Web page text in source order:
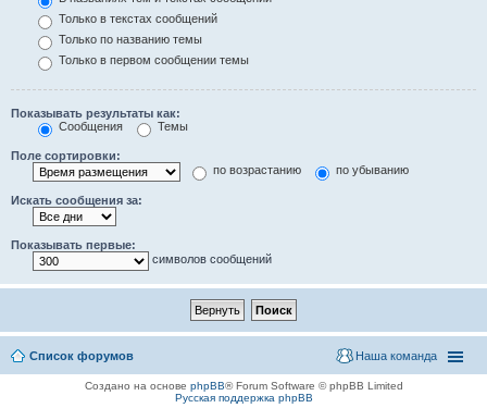
Только в текстах сообщений
Только по названию темы
Только в первом сообщении темы
Показывать результаты как:
Сообщения
Темы
Поле сортировки:
по возрастанию
по убыванию
Искать сообщения за:
Показывать первые:
символов сообщений
Список форумов Наша команда
Создано на основе phpBB® Forum Software © phpBB Limited
Русская поддержка phpBB